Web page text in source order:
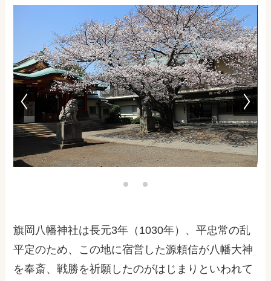
旗岡八幡神社は長元3年（1030年）、平忠常の乱
平定のため、この地に宿営した源頼信が八幡大神
を奉斎、戦勝を祈願したのがはじまりといわれて